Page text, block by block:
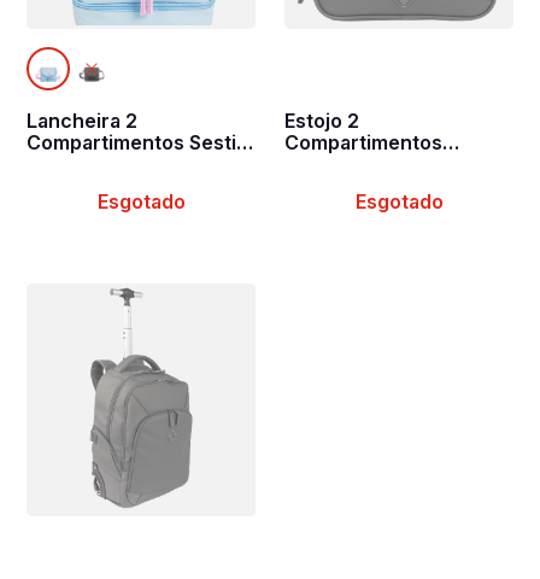
Lancheira 2
Compartimentos Sestini
Esgotado
Estojo 2
Compartimentos
Esgotado